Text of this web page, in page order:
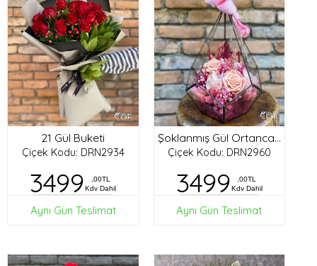
21 Gül Buketi
Çiçek Kodu: DRN2934
3499
,00TL
Kdv Dahil
Aynı Gün Teslimat
Şoklanmış Gül Ortanca Tasarım
Çiçek Kodu: DRN2960
3499
,00TL
Kdv Dahil
Aynı Gün Teslimat